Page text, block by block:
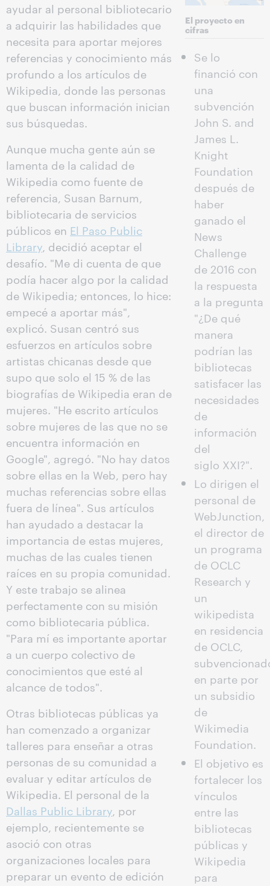
ayudar al personal bibliotecario
a adquirir las habilidades que
necesita para aportar mejores
referencias y conocimiento más
profundo a los artículos de
Wikipedia, donde las personas
que buscan información inician
sus búsquedas.
Aunque mucha gente aún se
lamenta de la calidad de
Wikipedia como fuente de
referencia, Susan Barnum,
bibliotecaria de servicios
públicos en El Paso Public
Library, decidió aceptar el
desafío. "Me di cuenta de que
podía hacer algo por la calidad
de Wikipedia; entonces, lo hice:
empecé a aportar más",
explicó. Susan centró sus
esfuerzos en artículos sobre
artistas chicanas desde que
supo que solo el 15 % de las
biografías de Wikipedia eran de
mujeres. "He escrito artículos
sobre mujeres de las que no se
encuentra información en
Google", agregó. "No hay datos
sobre ellas en la Web, pero hay
muchas referencias sobre ellas
fuera de línea". Sus artículos
han ayudado a destacar la
importancia de estas mujeres,
muchas de las cuales tienen
raíces en su propia comunidad.
Y este trabajo se alinea
perfectamente con su misión
como bibliotecaria pública.
"Para mí es importante aportar
a un cuerpo colectivo de
conocimientos que esté al
alcance de todos".
Otras bibliotecas públicas ya
han comenzado a organizar
talleres para enseñar a otras
personas de su comunidad a
evaluar y editar artículos de
Wikipedia. El personal de la
Dallas Public Library, por
ejemplo, recientemente se
asoció con otras
organizaciones locales para
preparar un evento de edición
El proyecto en
cifras
Se lo
financió con
una
subvención
John S. and
James L.
Knight
Foundation
después de
haber
ganado el
News
Challenge
de 2016 con
la respuesta
a la pregunta
"¿De qué
manera
podrían las
bibliotecas
satisfacer las
necesidades
de
información
del
siglo XXI?".
Lo dirigen el
personal de
WebJunction,
el director de
un programa
de OCLC
Research y
un
wikipedista
en residencia
de OCLC,
en parte por
un subsidio
de
Wikimedia
Foundation.
El objetivo es
fortalecer los
vínculos
entre las
bibliotecas
públicas y
Wikipedia
para